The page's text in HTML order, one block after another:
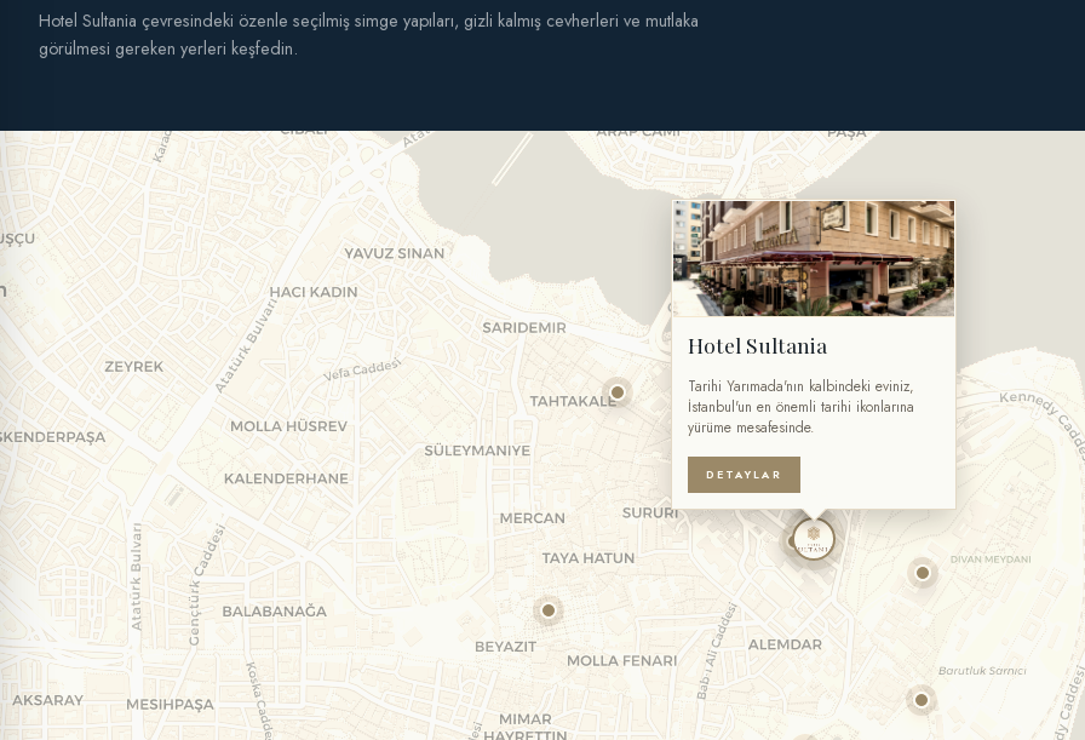
Hotel Sultania çevresindeki özenle seçilmiş simge yapıları, gizli kalmış cevherleri ve mutlaka
görülmesi gereken yerleri keşfedin.
Hotel Sultania
Tarihi Yarımada'nın kalbindeki eviniz,
İstanbul'un en önemli tarihi ikonlarına
yürüme mesafesinde.
DETAYLAR